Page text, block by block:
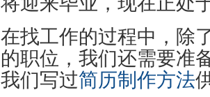
在找工作的过程中，除
的职位，我们还需要准
我们写过简历制作方法